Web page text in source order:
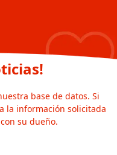
base de datos. Si
la información solicitada
su dueño.